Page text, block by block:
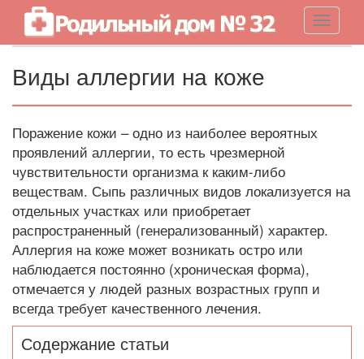
Виды аллергии на коже
Поражение кожи – одно из наиболее вероятных
проявлений аллергии, то есть чрезмерной
чувствительности организма к каким-либо
веществам. Сыпь различных видов локализуется на
отдельных участках или приобретает
распространенный (генерализованный) характер.
Аллергия на коже может возникать остро или
наблюдается постоянно (хроническая форма),
отмечается у людей разных возрастных групп и
всегда требует качественного лечения.
Содержание статьи